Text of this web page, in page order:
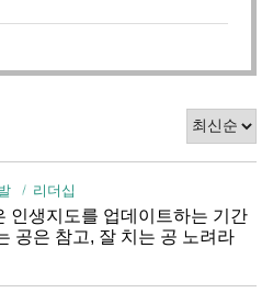
리더십
인생지도를 업데이트하는 기간
공은 참고, 잘 치는 공 노려라